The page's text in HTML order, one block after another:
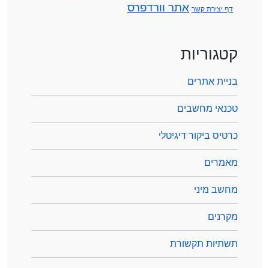
דף יצירת קשר אתר וורדפרס
קטגוריות
בניית אתרים
טכנאי מחשבים
כרטיס ביקור דיגיטלי
מאמרים
מחשב מיני
מקרנים
תשתיות תקשורת